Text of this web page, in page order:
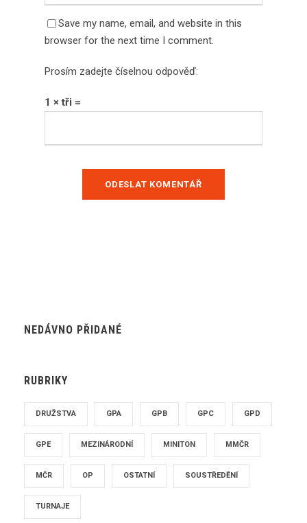
Save my name, email, and website in this
browser for the next time I comment.
Prosím zadejte číselnou odpověď:
1 × tři =
NEDÁVNO PŘIDANÉ
RUBRIKY
DRUŽSTVA GPA GPB GPC GPD
GPE MEZINÁRODNÍ MINITON MMČR
MČR OP OSTATNÍ SOUSTŘEDĚNÍ
TURNAJE